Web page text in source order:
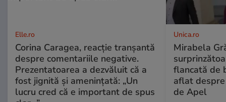
Elle.ro
Corina Caragea, reacție tranșantă
despre comentariile negative.
Prezentatoarea a dezvăluit că a
fost jignită și amenințată: „Un
lucru cred că e important de spus
Unica.ro
Mirabela
flancată de
aflat
de Apel